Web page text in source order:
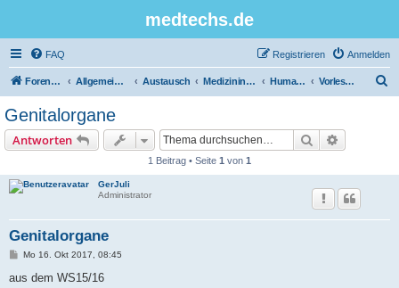
medtechs.de
FAQ Anmelden
Registrieren
Foren-Übersicht Allgemeines Board Austausch Medizininformatik Humanbiologie Vorlesungsunterlagen
Genitalorgane
Antworten Suche
1 Beitrag • Seite 1 von 1
GerJuli
Administrator
Genitalorgane
B
i
Mo 16. Okt 2017, 08:45
aus dem WS15/16